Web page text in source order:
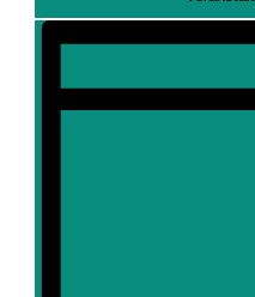
nach
Schlüsselwort.
Veranstaltung
Navigation